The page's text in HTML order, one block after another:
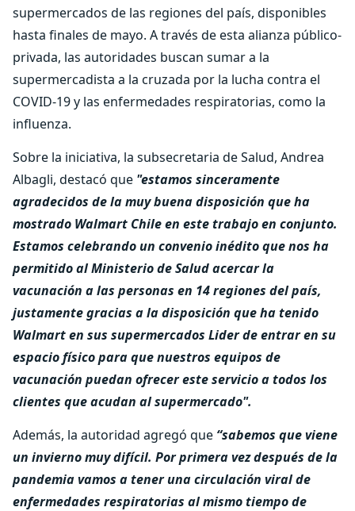
supermercados de las regiones del país, disponibles
hasta finales de mayo. A través de esta alianza público-
privada, las autoridades buscan sumar a la
supermercadista a la cruzada por la lucha contra el
COVID-19 y las enfermedades respiratorias, como la
influenza.
Sobre la iniciativa, la subsecretaria de Salud, Andrea
Albagli, destacó que "estamos sinceramente
agradecidos de la muy buena disposición que ha
mostrado Walmart Chile en este trabajo en conjunto.
Estamos celebrando un convenio inédito que nos ha
permitido al Ministerio de Salud acercar la
vacunación a las personas en 14 regiones del país,
justamente gracias a la disposición que ha tenido
Walmart en sus supermercados Lider de entrar en su
espacio físico para que nuestros equipos de
vacunación puedan ofrecer este servicio a todos los
clientes que acudan al supermercado".
Además, la autoridad agregó que “sabemos que viene
un invierno muy difícil. Por primera vez después de la
pandemia vamos a tener una circulación viral de
enfermedades respiratorias al mismo tiempo de